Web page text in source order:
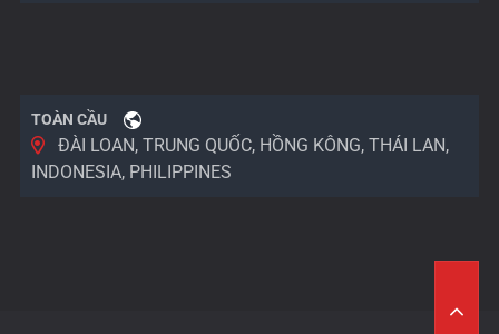
TOÀN CẦU
ĐÀI LOAN, TRUNG QUỐC, HỒNG KÔNG, THÁI LAN,
INDONESIA, PHILIPPINES